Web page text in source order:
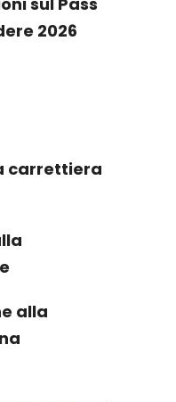
2026
carrettiera
alla